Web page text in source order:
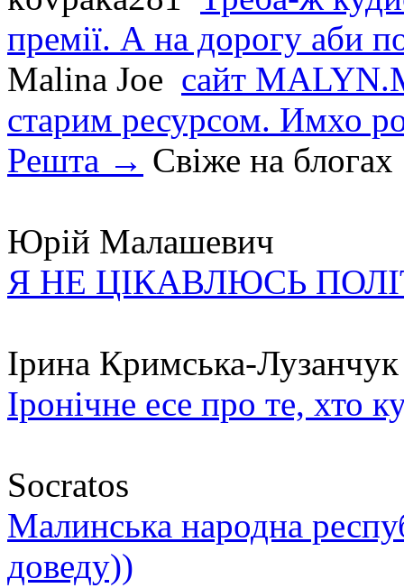
премії. А на дорогу аби
Malina Joe сайт
старим ресурсом. Имхо
Решта → Свіже на блогах
Юрій Малашевич
Я НЕ ЦІКАВЛЮСЬ
Ірина Кримська-Лузанчук
Іронічне есе про те, хто
Socratos
Малинська народна
доведу))